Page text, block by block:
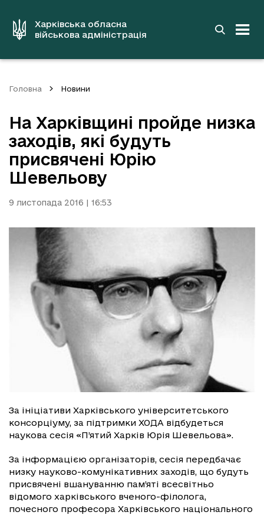
вмістуХарківська обласна
військова адміністрація
Головна Новини
На Харківщині пройде низка
заходів, які будуть
присвячені Юрію
Шевельову
9 листопада 2016 | 16:53
За ініціативи Харківського університетського
консорціуму, за підтримки ХОДА відбудеться
наукова сесія «П’ятий Харків Юрія Шевельова».
За інформацією організаторів, сесія передбачає
низку науково-комунікативних заходів, що будуть
присвячені вшануванню пам’яті всесвітньо
відомого харківського вченого-філолога,
почесного професора Харківського національного